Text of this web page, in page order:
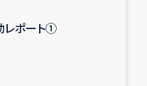
地震・津波被災者支援
還民の生活再建支援
レポート①